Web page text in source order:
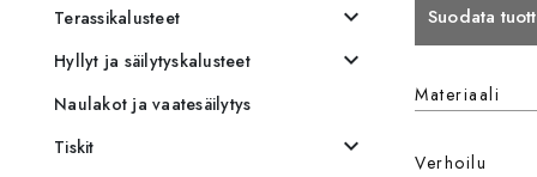
Terassikalusteet
expand_more
Hyllyt ja säilytyskalusteet expand_more
Naulakot ja vaatesäilytys
Tiskit
expand_more
Suodata
Materiaali
Materiaali
Verhoilu
Verhoilu